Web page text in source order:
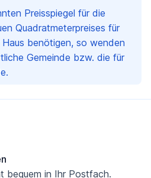
Preisspiegel für die
Quadratmeterpreises für
benötigen, so wenden
Gemeinde bzw. die für
bequem in Ihr Postfach.